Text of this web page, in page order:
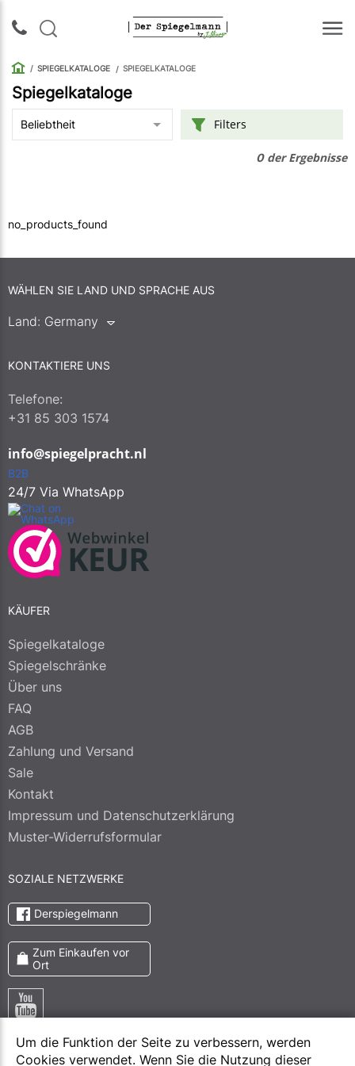
Um die Funktion der Seite zu verbessern, werden
Cookies verwendet. Wenn Sie die Nutzung dieser
Spiegelschränke
SPIEGELKATALOGE SPIEGELKATALOGE
Spiegelkataloge
Beliebtheit Filters
0der Ergebnisse
no_products_found
WÄHLEN SIE LAND UND SPRACHE AUS
Land: Germany
KONTAKTIERE UNS
Telefone:
+31 85 303 1574
info@spiegelpracht.nl
B2B
24/7 Via WhatsApp
KÄUFER
Spiegelkataloge
Spiegelschränke
Über uns
FAQ
AGB
Zahlung und Versand
Sale
Kontakt
Impressum und Datenschutzerklärung
Muster-Widerrufsformular
SOZIALE NETZWERKE
Derspiegelmann
Zum Einkaufen vor
Ort